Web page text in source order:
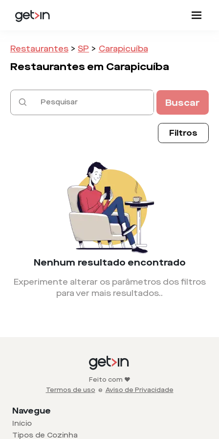
Restaurantes > SP > Carapicuíba
Restaurantes em Carapicuíba
Buscar
Filtros
Nenhum resultado encontrado
Experimente alterar os parâmetros dos filtros
para ver mais resultados..
Feito com ❤️
Termos de uso e Aviso de Privacidade
Navegue
Início
Tipos de Cozinha